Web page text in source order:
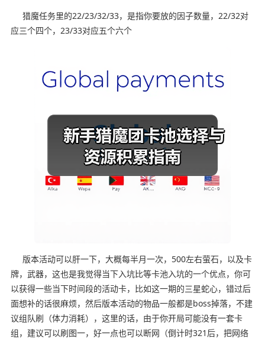
猎魔任务里的22/23/32/33，是指你要放的因子数量，22/32对
应三个四个，23/33对应五个六个
版本活动可以肝一下，大概每半月一次，500左右萤石，以及卡
牌，武器，这也是我觉得当下入坑比等卡池入坑的一个优点，你可
以获得一些当下时间段的活动卡，比如这一期的三星蛇心，错过后
面想补的话很麻烦，然后版本活动的物品一般都是boss掉落，不建
议组队刷（体力消耗），这里的话，由于你开局可能没有一套卡
组，建议可以刷图一，好一点也可以断网（倒计时321后，把网络